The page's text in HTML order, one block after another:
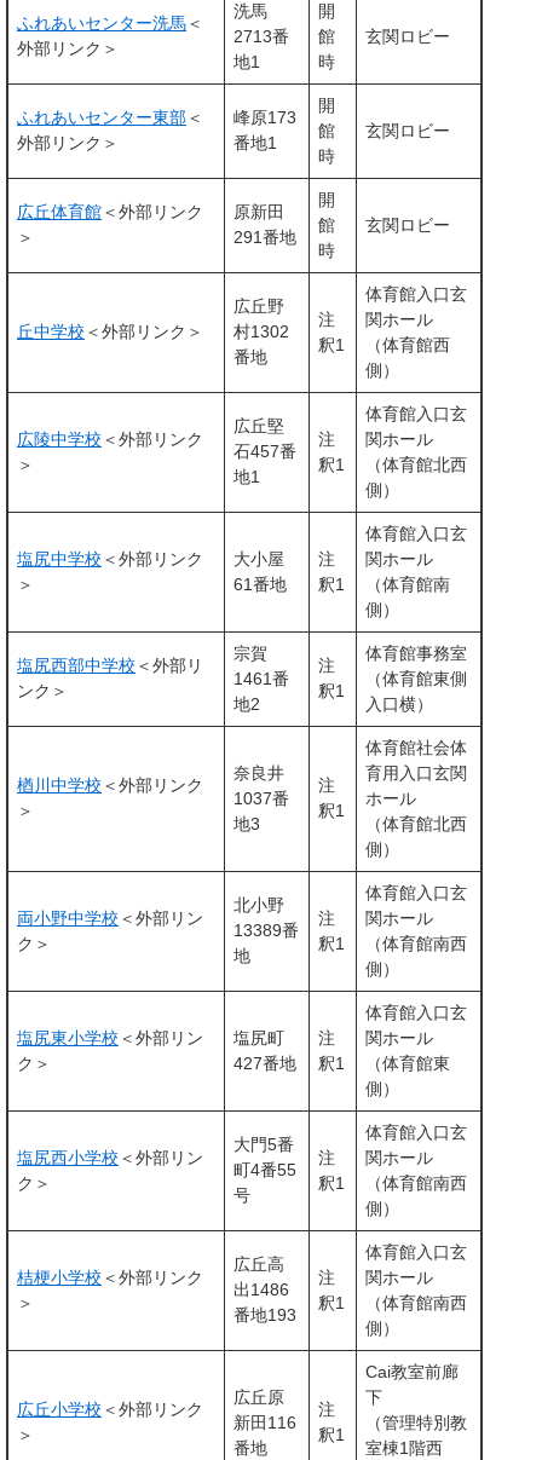
ふれあいセンター洗馬＜
外部リンク＞
洗馬
2713番
地1
開
館
時
玄関ロビー
ふれあいセンター東部＜
外部リンク＞
峰原173
番地1
開
館
時
玄関ロビー
広丘体育館＜外部リンク
＞
原新田
291番地
開
館
時
玄関ロビー
丘中学校 ＜外部リンク＞
広丘野
村1302
番地
注
釈1
体育館入口玄
関ホール
（体育館西
側）
広陵中学校 ＜外部リンク
＞
広丘堅
石457番
地1
注
釈1
体育館入口玄
関ホール
（体育館北西
側）
塩尻中学校 ＜外部リンク
＞
大小屋
61番地
注
釈1
体育館入口玄
関ホール
（体育館南
側）
塩尻西部中学校 ＜外部リ
ンク＞
宗賀
1461番
地2
注
釈1
体育館事務室
（体育館東側
入口横）
楢川中学校 ＜外部リンク
＞
奈良井
1037番
地3
注
釈1
体育館社会体
育用入口玄関
ホール
（体育館北西
側）
両小野中学校 ＜外部リン
ク＞
北小野
13389番
地
注
釈1
体育館入口玄
関ホール
（体育館南西
側）
塩尻東小学校 ＜外部リン
ク＞
塩尻町
427番地
注
釈1
体育館入口玄
関ホール
（体育館東
側）
塩尻西小学校 ＜外部リン
ク＞
大門5番
町4番55
号
注
釈1
体育館入口玄
関ホール
（体育館南西
側）
桔梗小学校 ＜外部リンク
＞
広丘高
出1486
番地193
注
釈1
体育館入口玄
関ホール
（体育館南西
側）
広丘小学校 ＜外部リンク
＞
広丘原
新田116
番地
注
釈1
Cai教室前廊
下
（管理特別教
室棟1階西